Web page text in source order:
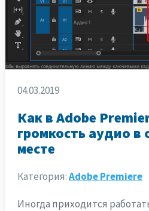
04.03.2019
Как в Adobe
громкость аудио
месте
Категория:Adobe Premiere
Иногда приходится